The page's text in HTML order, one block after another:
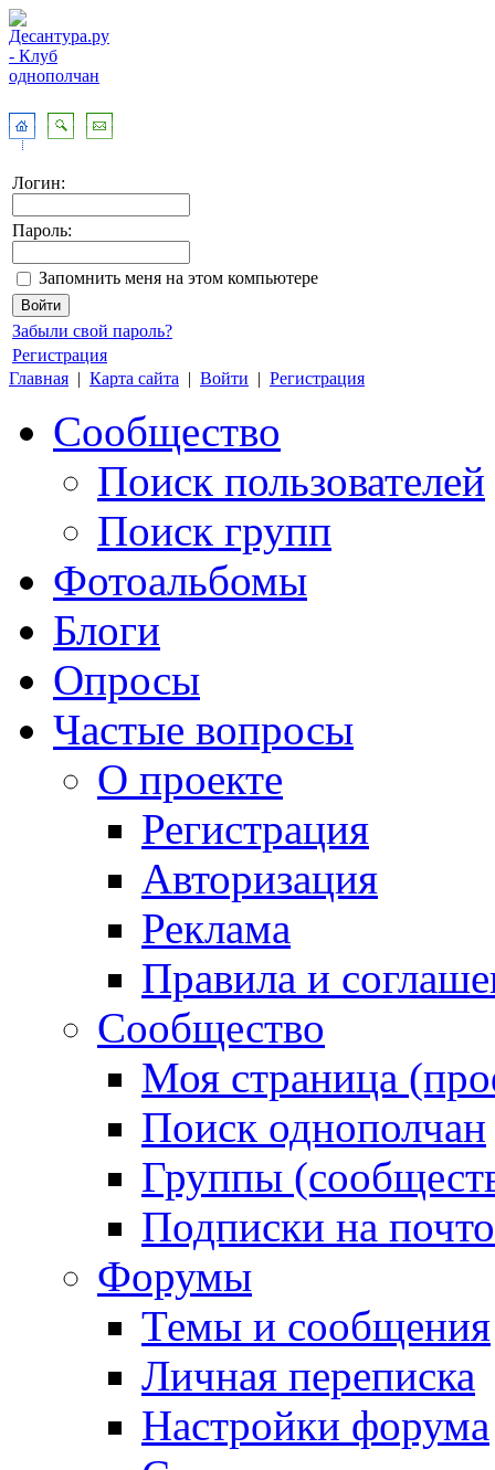
Логин:
Пароль:
Запомнить меня на этом компьютере
Забыли свой пароль?
Регистрация
Главная | Карта сайта | Войти | Регистрация
Сообщество
Поиск пользователей
Поиск групп
Фотоальбомы
Блоги
Опросы
Частые вопросы
О проекте
Регистрация
Авторизация
Реклама
Правила и
Сообщество
Моя страница
Поиск однополчан
Группы
Подписки на
Форумы
Темы и сообщения
Личная переписка
Настройки форума